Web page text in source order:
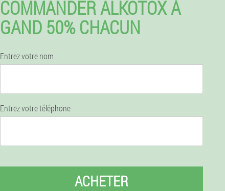
COMMANDER ALKOTOX À
GAND 50% CHACUN
Entrez votre nom
Entrez votre téléphone
ACHETER